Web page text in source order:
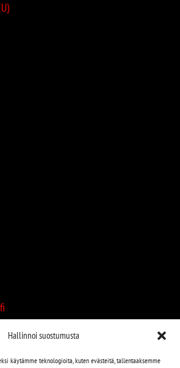
Hallinnoi suostumusta
käytämme teknologioita, kuten evästeitä, tallentaaksemme